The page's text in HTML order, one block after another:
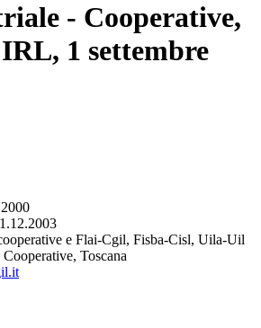
- Cooperative,
1 settembre
e Flai-Cgil, Fisba-Cisl, Uila-Uil
Toscana